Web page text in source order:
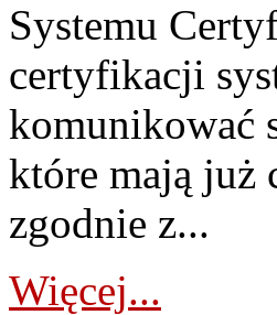
Systemu
certyfikacji
komunikować
które mają już
zgodnie z...
Więcej...